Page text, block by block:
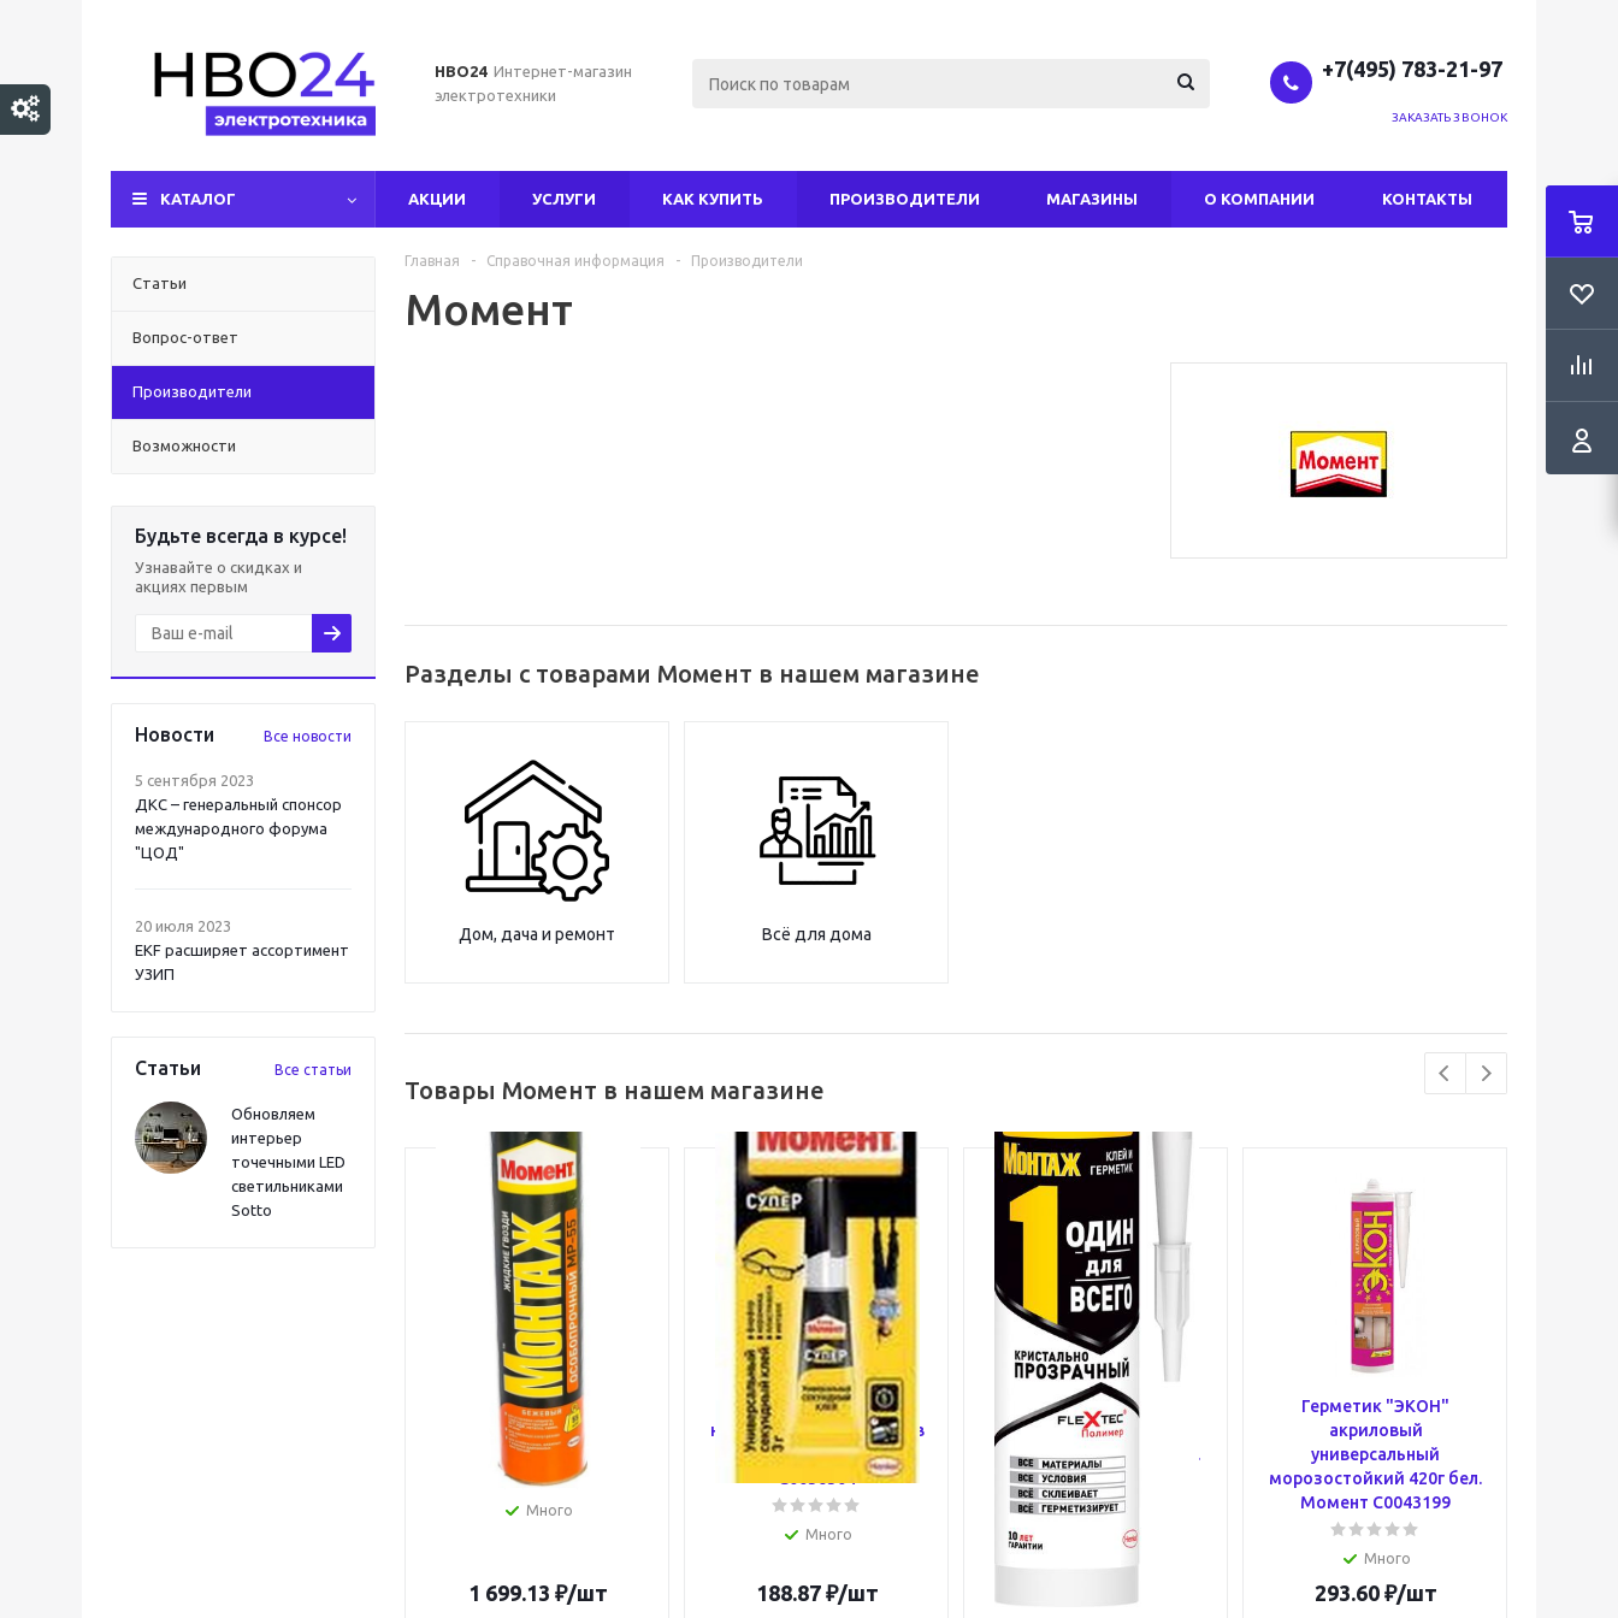
НВО24 Интернет-магазин
электротехники
+7(495) 783-21-97
ЗАКАЗАТЬ ЗВОНОК
КАТАЛОГ АКЦИИ УСЛУГИ КАК КУПИТЬ ПРОИЗВОДИТЕЛИ МАГАЗИНЫ О КОМПАНИИ КОНТАКТЫ
Статьи
Вопрос-ответ
Производители
Возможности
Будьте всегда в курсе!
Узнавайте о скидках и
акциях первым
Новости Все новости
5 сентября 2023
ДКС – генеральный спонсор
международного форума
"ЦОД"
20 июля 2023
EKF расширяет ассортимент
УЗИП
Статьи Все статьи
Обновляем
интерьер
точечными LED
светильниками
Sotto
Главная - Справочная информация - Производители
Момент
Разделы с товарами Момент в нашем магазине
Дом, дача и ремонт Всё для дома
Товары Момент в нашем магазине
Клей Момент Монтаж
особопрочный MP-55
423г Момент Б0022976
Много
1 699.13 ₽/шт
Клей "Супер Момент" 3г
на единичном блистере в
шоу-боксе Момент
C0036304
Много
188.87₽/шт
Клей-герметик Момент
МОНТАЖ "Один Для
Всего" 290г крист. прозр.
Момент Б0033318
Много
Герметик "ЭКОН"
акриловый
универсальный
морозостойкий 420г бел.
Момент C0043199
Много
293.60₽/шт